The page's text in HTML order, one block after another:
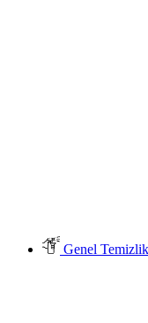
Genel